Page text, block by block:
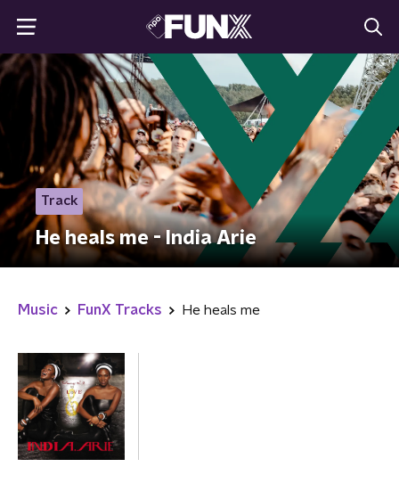
Track
He heals me - India Arie
Music FunX Tracks He heals me